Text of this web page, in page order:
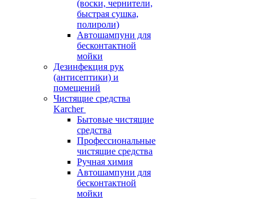
(воски, чернители,
быстрая сушка,
полироли)
Автошампуни для
бесконтактной
мойки
Дезинфекция рук
(антисептики) и
помещений
Чистящие средства
Karcher
Бытовые чистящие
средства
Профессиональные
чистящие средства
Ручная химия
Автошампуни для
бесконтактной
мойки